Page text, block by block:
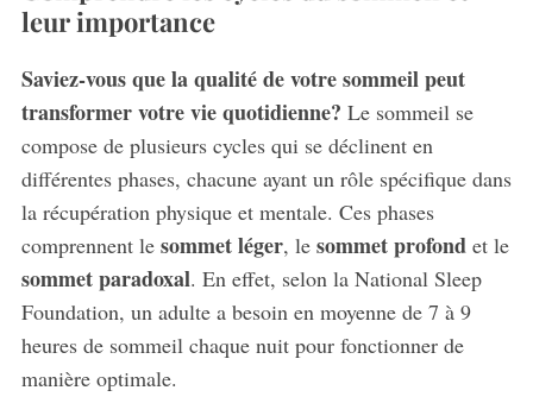
leur importance
Saviez-vous que la qualité de votre sommeil peut
transformer votre vie quotidienne? Le sommeil se
compose de plusieurs cycles qui se déclinent en
différentes phases, chacune ayant un rôle spécifique dans
la récupération physique et mentale. Ces phases
comprennent le sommet léger, le sommet profond et le
sommet paradoxal. En effet, selon la National Sleep
Foundation, un adulte a besoin en moyenne de 7 à 9
heures de sommeil chaque nuit pour fonctionner de
manière optimale.